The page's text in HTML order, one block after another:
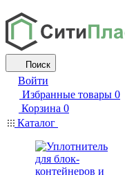
Поиск
Войти
Избранные товары 0
Корзина 0
Каталог